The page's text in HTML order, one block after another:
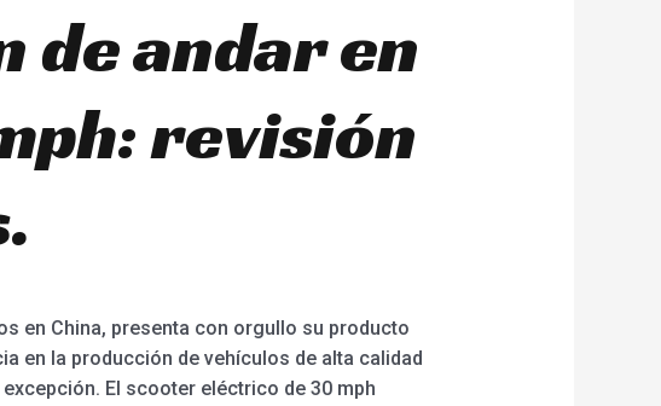
de andar en
revisión
en China, presenta con orgullo su producto
en la producción de vehículos de alta calidad
El scooter eléctrico de 30 mph